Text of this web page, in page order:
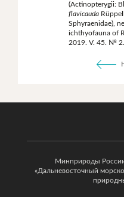
(Actinopterygii:
flavicauda
Sphyraenidae),
ichthyofauna of
2019. V. 45. №
Минприроды
«Дальневосточный